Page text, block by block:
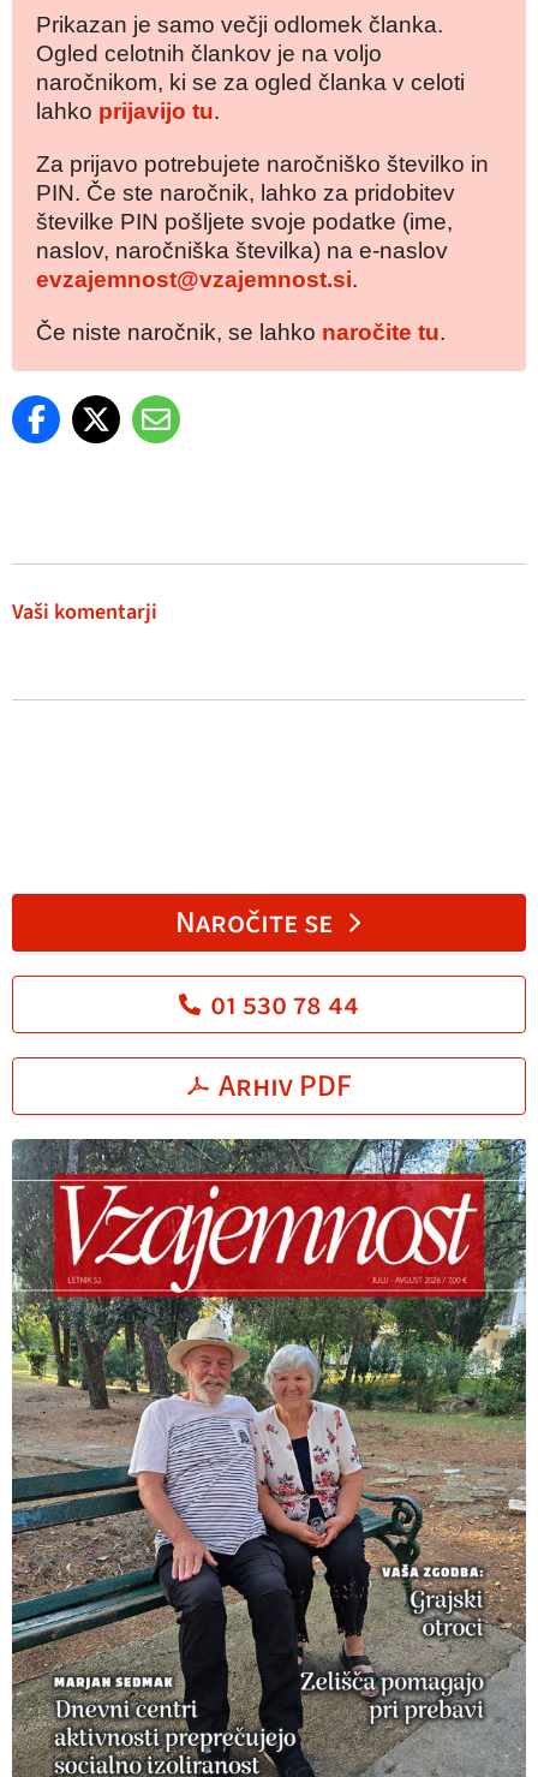
Prikazan je samo večji odlomek članka.
Ogled celotnih člankov je na voljo
naročnikom, ki se za ogled članka v celoti
lahko prijavijo tu.
Za prijavo potrebujete naročniško številko in
PIN. Če ste naročnik, lahko za pridobitev
številke PIN pošljete svoje podatke (ime,
naslov, naročniška številka) na e-naslov
evzajemnost@vzajemnost.si.
Če niste naročnik, se lahko naročite tu.
Vaši komentarji
Naročite se
01 530 78 44
Arhiv PDF